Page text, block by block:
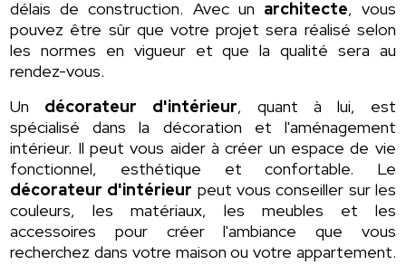
délais de construction. Avec un architecte, vous
pouvez être sûr que votre projet sera réalisé selon
les normes en vigueur et que la qualité sera au
rendez-vous.
Un décorateur d'intérieur, quant à lui, est
spécialisé dans la décoration et l'aménagement
intérieur. Il peut vous aider à créer un espace de vie
fonctionnel, esthétique et confortable. Le
décorateur d'intérieur peut vous conseiller sur les
couleurs, les matériaux, les meubles et les
accessoires pour créer l'ambiance que vous
recherchez dans votre maison ou votre appartement.